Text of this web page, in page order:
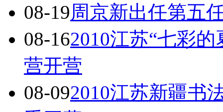
08-19周京新出任第五
08-162010江苏“七彩
营开营
08-092010江苏新疆书